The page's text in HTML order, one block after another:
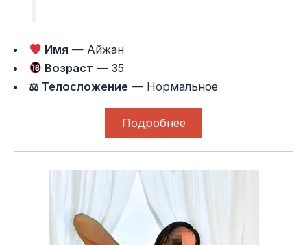
Имя — Айжан
Возраст — 35
⚖ Телосложение — Нормальное
Подробнее